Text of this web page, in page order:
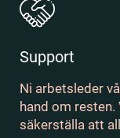
Support
Ni arbetsleder
hand om
säkerställa att